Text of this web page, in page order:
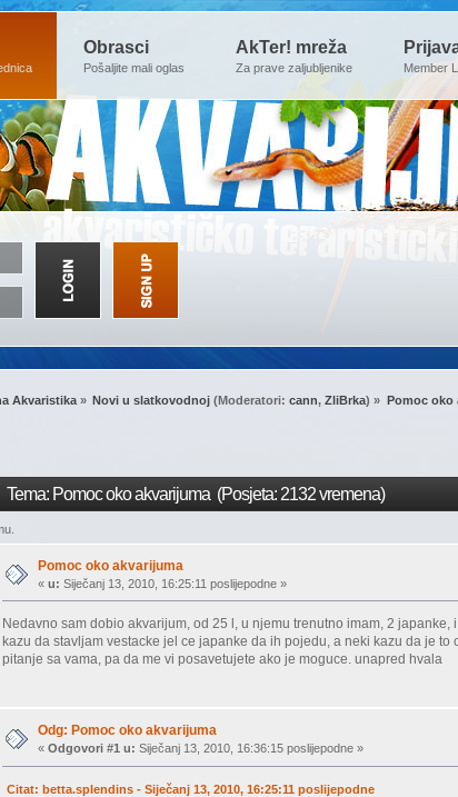
Obrasci
Pošaljite mali oglas
AkTer! mreža
Za prave zaljubljenike Member
Akvaristika» Novi u slatkovodnoj (Moderatori:cann,ZliBrka) » Pomoc oko
Tema: Pomoc oko akvarijuma (Posjeta: 2132 vremena)
Pomoc oko akvarijuma
«u: Siječanj 13, 2010, 16:25:11 poslijepodne »
Nedavno sam dobio akvarijum, od 25 l, u njemu trenutno imam, 2
kazu da stavljam vestacke jel ce japanke da ih pojedu, a neki kazu da je
pitanje sa vama, pa da me vi posavetujete ako je moguce. unapred hvala
Odg: Pomoc oko akvarijuma
«Odgovori #1 u: Siječanj 13, 2010, 16:36:15 poslijepodne »
Citat: betta.splendins - Siječanj 13, 2010, 16:25:11 poslijepodne